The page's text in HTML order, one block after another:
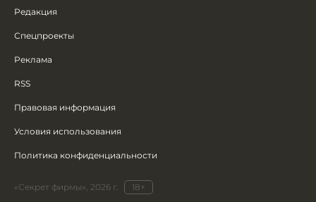
Редакция
Спецпроекты
Реклама
RSS
Правовая информация
Условия использования
Политика конфиденциальности
«Секрет фирмы», 2026 г.
18+